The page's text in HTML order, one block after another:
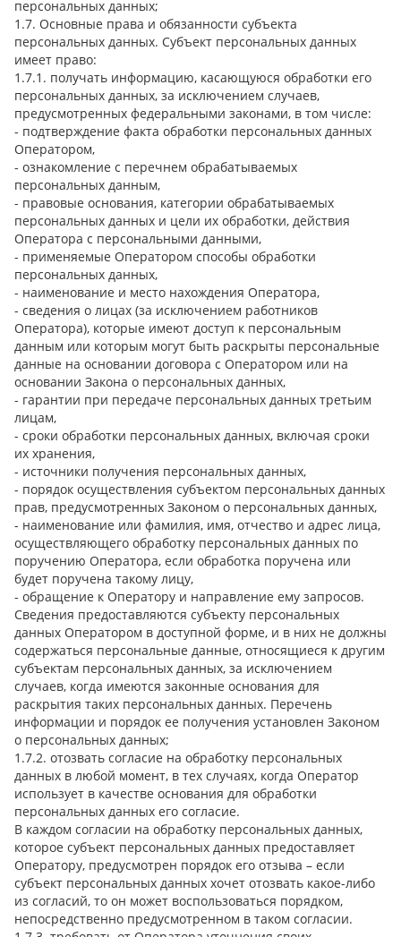
персональных данных;
1.7. Основные права и обязанности субъекта
персональных данных. Субъект персональных данных
имеет право:
1.7.1. получать информацию, касающуюся обработки его
персональных данных, за исключением случаев,
предусмотренных федеральными законами, в том числе:
- подтверждение факта обработки персональных данных
Оператором,
- ознакомление с перечнем обрабатываемых
персональных данным,
- правовые основания, категории обрабатываемых
персональных данных и цели их обработки, действия
Оператора с персональными данными,
- применяемые Оператором способы обработки
персональных данных,
- наименование и место нахождения Оператора,
- сведения о лицах (за исключением работников
Оператора), которые имеют доступ к персональным
данным или которым могут быть раскрыты персональные
данные на основании договора с Оператором или на
основании Закона о персональных данных,
- гарантии при передаче персональных данных третьим
лицам,
- сроки обработки персональных данных, включая сроки
их хранения,
- источники получения персональных данных,
- порядок осуществления субъектом персональных данных
прав, предусмотренных Законом о персональных данных,
- наименование или фамилия, имя, отчество и адрес лица,
осуществляющего обработку персональных данных по
поручению Оператора, если обработка поручена или
будет поручена такому лицу,
- обращение к Оператору и направление ему запросов.
Сведения предоставляются субъекту персональных
данных Оператором в доступной форме, и в них не должны
содержаться персональные данные, относящиеся к другим
субъектам персональных данных, за исключением
случаев, когда имеются законные основания для
раскрытия таких персональных данных. Перечень
информации и порядок ее получения установлен Законом
о персональных данных;
1.7.2. отозвать согласие на обработку персональных
данных в любой момент, в тех случаях, когда Оператор
использует в качестве основания для обработки
персональных данных его согласие.
В каждом согласии на обработку персональных данных,
которое субъект персональных данных предоставляет
Оператору, предусмотрен порядок его отзыва – если
субъект персональных данных хочет отозвать какое-либо
из согласий, то он может воспользоваться порядком,
непосредственно предусмотренном в таком согласии.